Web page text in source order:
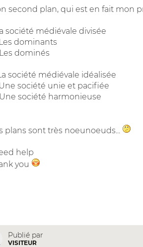
second plan, qui est en fait mon
société médiévale divisée
dominants
dominés
société médiévale idéalisée
société unie et pacifiée
société harmonieuse
plans sont très noeunoeuds...
help
you
Publié par
VISITEUR